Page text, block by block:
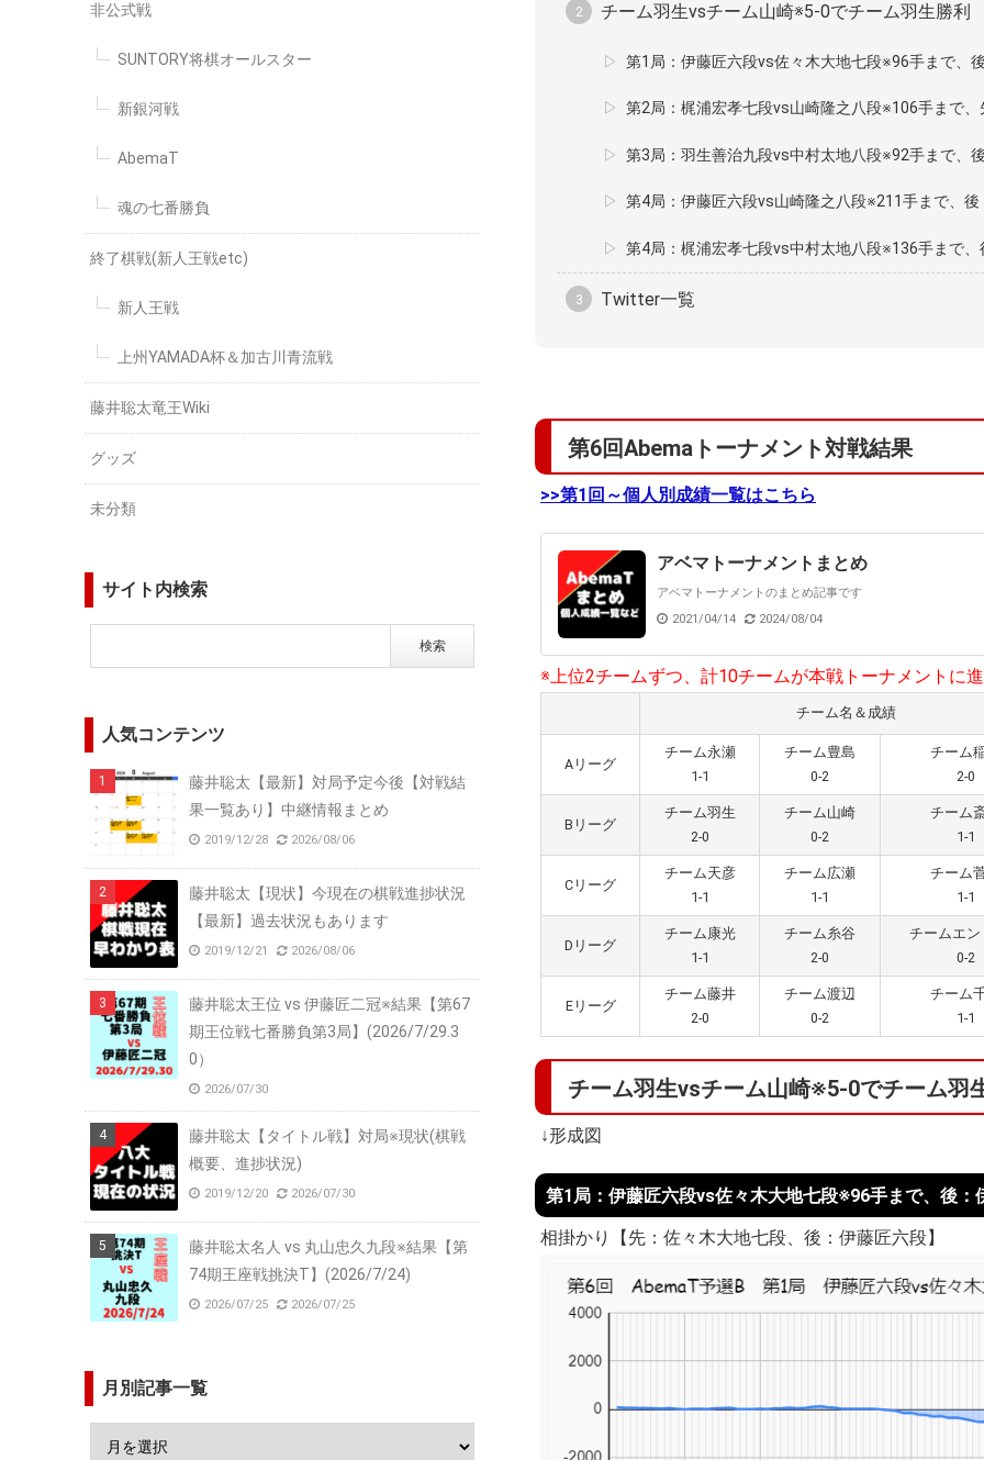
チーム羽生vsチーム山崎※5-0でチーム羽生勝利
第1局：伊藤匠六段vs佐々木大地七段※96手まで、
第2局：梶浦宏孝七段vs山崎隆之八段※106手まで
第3局：羽生善治九段vs中村太地八段※92手まで、
第4局：伊藤匠六段vs山崎隆之八段※211手まで、
第4局：梶浦宏孝七段vs中村太地八段※136手まで
Twitter一覧
第6回Abemaトーナメント対戦結果
>>第1回～個人別成績一覧はこちら
アベマトーナメントまとめ
アベマトーナメントのまとめ記事です
2021/04/14
2024/08/04
※上位2チームずつ、計10チームが本戦トーナメントに
チーム名＆成績
Aリーグ
チーム永瀬
1-1
チーム豊島
0-2
チーム
2-0
Bリーグ
チーム羽生
2-0
チーム山崎
0-2
チーム
1-1
Cリーグ
チーム天彦
1-1
チーム広瀬
1-1
チーム
1-1
Dリーグ
チーム康光
1-1
チーム糸谷
2-0
チームエン
0-2
Eリーグ
チーム藤井
2-0
チーム渡辺
0-2
チーム
1-1
チーム羽生vsチーム山崎※5-0でチーム羽
↓形成図
第1局：伊藤匠六段vs佐々木大地七段※96手まで、後：
相掛かり【先：佐々木大地七段、後：伊藤匠六段】
非公式戦
SUNTORY将棋オールスター
新銀河戦
AbemaT
魂の七番勝負
終了棋戦(新人王戦etc)
新人王戦
上州YAMADA杯＆加古川青流戦
藤井聡太竜王Wiki
グッズ
未分類
サイト内検索
人気コンテンツ
藤井聡太【最新】対局予定今後【対戦結
果一覧あり】中継情報まとめ
2019/12/28 2026/08/06
藤井聡太【現状】今現在の棋戦進捗状況
【最新】過去状況もあります
2019/12/21 2026/08/06
藤井聡太王位 vs 伊藤匠二冠※結果【第67
期王位戦七番勝負第3局】(2026/7/29.3
0）
2026/07/30
藤井聡太【タイトル戦】対局※現状(棋戦
概要、進捗状況)
2019/12/20 2026/07/30
藤井聡太名人 vs 丸山忠久九段※結果【第
74期王座戦挑決T】(2026/7/24)
2026/07/25 2026/07/25
月別記事一覧